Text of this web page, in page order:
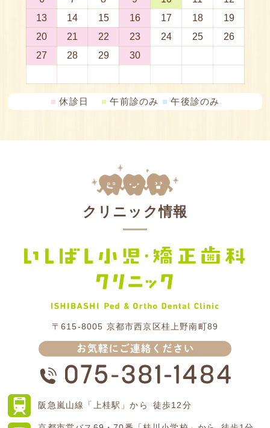
■ 休診日 ■ 午前診のみ ■ 午後診のみ
クリニック情報
〒615-8005 京都市西京区桂上野南町89
阪急嵐山線 「上桂駅」から 徒歩12分